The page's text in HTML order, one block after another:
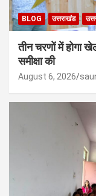
BLOG उत्तराखंड
तीन चरणों में होगा
समीक्षा की
August 6, 2026